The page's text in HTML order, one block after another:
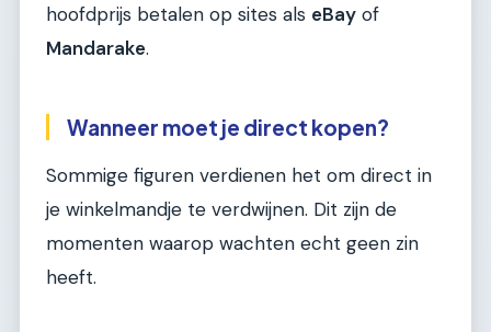
hoofdprijs betalen op sites als eBay of
Mandarake.
Wanneer moet je direct kopen?
Sommige figuren verdienen het om direct in
je winkelmandje te verdwijnen. Dit zijn de
momenten waarop wachten echt geen zin
heeft.